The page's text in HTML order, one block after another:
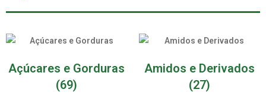
Açúcares e Gorduras
(69)
Amidos e Derivados
(27)